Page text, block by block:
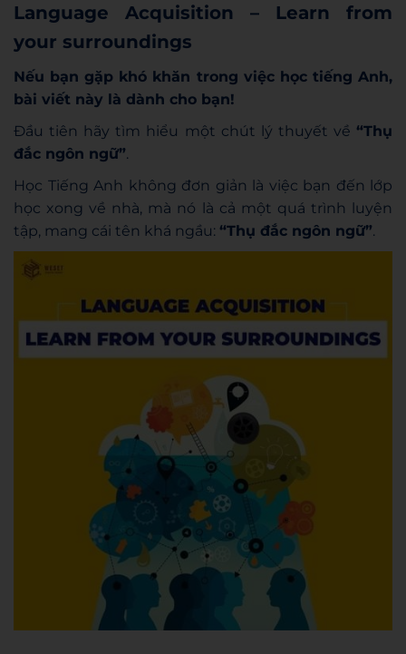
Language Acquisition – Learn from
your surroundings
Nếu bạn gặp khó khăn trong việc học tiếng Anh,
bài viết này là dành cho bạn!
Đầu tiên hãy tìm hiểu một chút lý thuyết về “Thụ
đắc ngôn ngữ”.
Học Tiếng Anh không đơn giản là việc bạn đến lớp
học xong về nhà, mà nó là cả một quá trình luyện
tập, mang cái tên khá ngầu: “Thụ đắc ngôn ngữ”.